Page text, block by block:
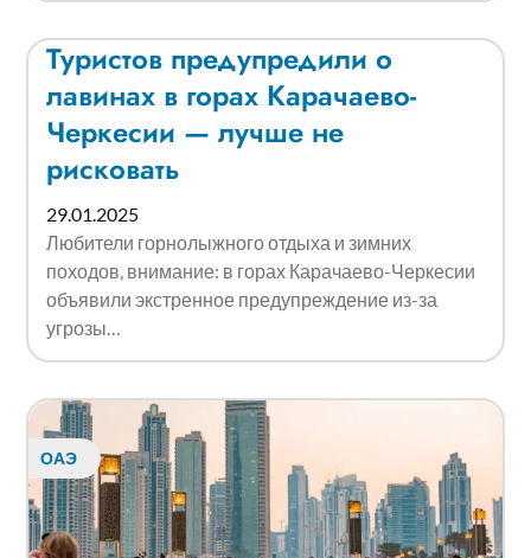
Туристов предупредили о
лавинах в горах Карачаево-
Черкесии — лучше не
рисковать
29.01.2025
Любители горнолыжного отдыха и зимних
походов, внимание: в горах Карачаево-Черкесии
объявили экстренное предупреждение из-за
угрозы…
ОАЭ